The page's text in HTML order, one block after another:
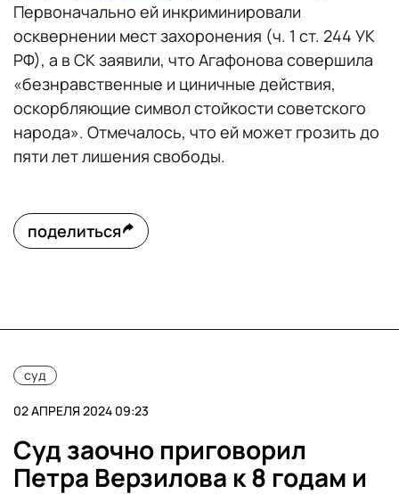
Первоначально ей инкриминировали
осквернении мест захоронения (ч. 1 ст. 244 УК
РФ), а в СК заявили, что Агафонова совершила
«безнравственные и циничные действия,
оскорбляющие символ стойкости советского
народа». Отмечалось, что ей может грозить до
пяти лет лишения свободы.
поделиться
суд
02 АПРЕЛЯ 2024 09:23
Суд заочно приговорил
Петра Верзилова к 8 годам и